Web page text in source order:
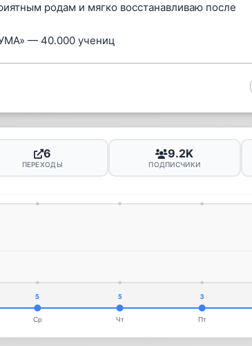
родам и мягко восстанавливаю после
— 40.000 учениц
6
ПЕРЕХОДЫ
9.2K
ПОДПИСЧИКИ